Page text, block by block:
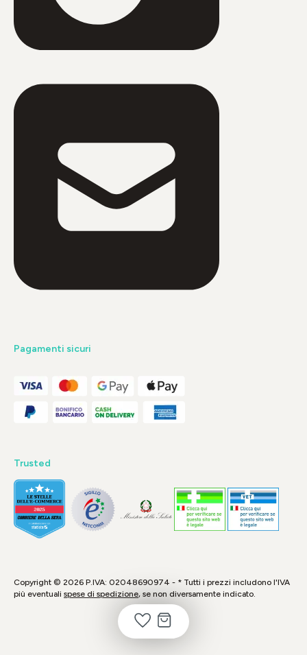
Pagamenti sicuri
Trusted
Copyright © 2026 P.IVA: 02048690974 - * Tutti i prezzi includono l'IVA
più eventuali spese di spedizione, se non diversamente indicato.